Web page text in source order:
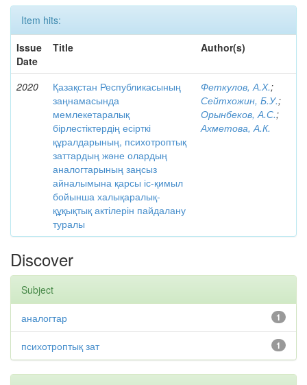
Item hits:
Issue
Date
Title Author(s)
2020
Қазақстан Республикасының
заңнамасында
мемлекетаралық
бірлестіктердің есірткі
құралдарының, психотроптық
заттардың және олардың
аналогтарының заңсыз
айналымына қарсы іс-қимыл
бойынша халықаралық-
құқықтық актілерін пайдалану
туралы
Феткулов, А.Х.;
Сейтхожин, Б.У.;
Орынбеков, А.С.;
Ахметова, А.К.
Discover
Subject
1
аналогтар
1
психотроптық зат